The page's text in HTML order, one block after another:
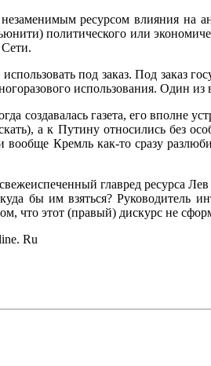
ресурсом влияния на
политического или
под заказ. Под заказ
использования. Один
создавалась газета, его вполне
а к Путину относились без
Кремль как-то сразу
главред ресурса
бы им взяться? Руководитель
что этот (правый) дискурс не
Ru